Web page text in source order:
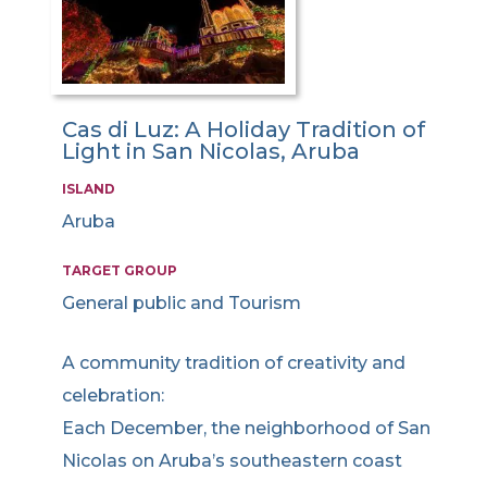
Cas di Luz: A Holiday Tradition of
Light in San Nicolas, Aruba
ISLAND
Aruba
TARGET GROUP
General public and Tourism
A community tradition of creativity and
celebration:
Each December, the neighborhood of San
Nicolas on Aruba’s southeastern coast